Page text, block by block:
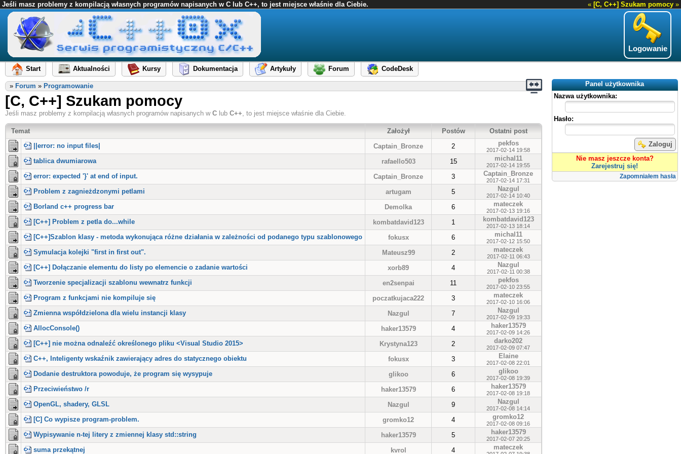
« [C, C++] Szukam pomocy »
Jeśli masz problemy z kompilacją własnych programów napisanych w C lub C++, to jest miejsce właśnie dla Ciebie.
Logowanie
Start Aktualności Kursy Dokumentacja Artykuły Forum
CodeDesk
Panel użytkownika
Nazwa użytkownika:
Hasło:
Zaloguj
Nie masz jeszcze konta?
Zarejestruj się!
Zapomniałem hasła
» Forum » Programowanie
[C, C++] Szukam pomocy
Jeśli masz problemy z kompilacją własnych programów napisanych w C lub C++, to jest miejsce właśnie dla Ciebie.
Temat Założył Postów
Ostatni post
||error: no input files|
Captain_Bronze 2 pekfos
2017-02-14 19:58
tablica dwumiarowa rafaello503 15 michal11
2017-02-14 19:55
error: expected '}' at end of input. Captain_Bronze 3 Captain_Bronze
2017-02-14 17:31
Problem z zagnieżdzonymi petlami artugam 5 Nazgul
2017-02-14 10:40
Borland c++ progress bar Demolka 6 mateczek
2017-02-13 19:16
[C++] Problem z petla do...while kombatdavid123 1 kombatdavid123
2017-02-13 18:14
[C++]Szablon klasy - metoda wykonująca różne działania w zależności od podanego typu szablonowego fokusx 6 michal11
2017-02-12 15:50
Symulacja kolejki "first in first out". Mateusz99 2 mateczek
2017-02-11 06:43
[C++] Dołączanie elementu do listy po elemencie o zadanie wartości xorb89 4 Nazgul
2017-02-11 00:38
Tworzenie specjalizacji szablonu wewnatrz funkcji en2senpai 11 pekfos
2017-02-10 23:55
Program z funkcjami nie kompiluje się poczatkujaca222 3 mateczek
2017-02-10 16:06
Zmienna współdzielona dla wielu instancji klasy Nazgul 7 Nazgul
2017-02-09 19:33
AllocConsole() haker13579 4 haker13579
2017-02-09 14:26
[C++] nie można odnaleźć określonego pliku <Visual Studio 2015> Krystyna123 2 darko202
2017-02-09 07:47
C++, Inteligenty wskaźnik zawierający adres do statycznego obiektu fokusx 3 Elaine
2017-02-08 22:01
Dodanie destruktora powoduje, że program się wysypuje glikoo 6 glikoo
2017-02-08 19:39
Przeciwieństwo /r haker13579 6 haker13579
2017-02-08 19:18
OpenGL, shadery, GLSL Nazgul 9 Nazgul
2017-02-08 14:14
[C] Co wypisze program-problem. gromko12 4 gromko12
2017-02-08 09:16
Wypisywanie n-tej litery z zmiennej klasy std::string haker13579 5 haker13579
2017-02-07 20:25
suma przekątnej kvrol 4 mateczek